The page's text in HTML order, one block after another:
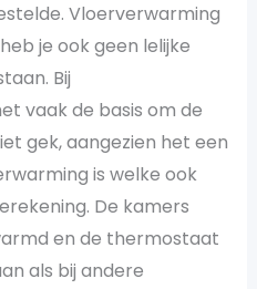
Vloerverwarming
je ook geen lelijke
Bij
vaak de basis om de
gek, aangezien het een
is welke ook
De kamers
en de thermostaat
als bij andere